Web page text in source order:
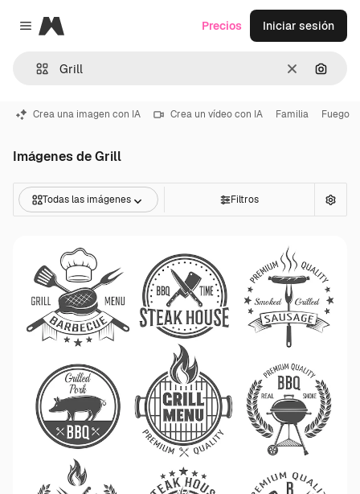
Close menu
Magnific
Borrar
Precios Iniciar sesión
Crea una imagen con IA Crea un vídeo con IA Familia Fuego
Imágenes de Grill
Todas las imágenes Filtros